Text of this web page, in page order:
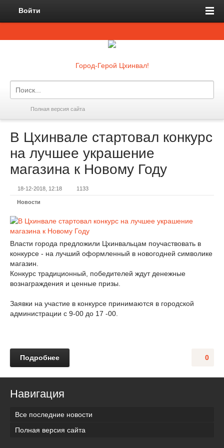
Войти
Город-Герой Цхинвал!
Полная версия сайта
В Цхинвале стартовал конкурс
на лучшее украшение
магазина к Новому Году
18-12-2018, 12:18 1133
Новости
Власти города предложили Цхинвальцам поучаствовать в
конкурсе - на лучший оформленный в новогодней символике
магазин.
Конкурс традиционный, победителей ждут денежные
вознаграждения и ценные призы.
Заявки на участие в конкурсе принимаются в городской
администрации с 9-00 до 17 -00.
0
Подробнее
Навигация
Все последние новости
Полная версия сайта